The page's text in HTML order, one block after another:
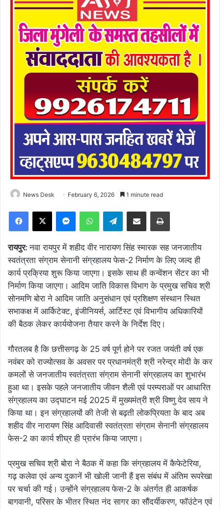
News Desk February 6, 2026 1 minute read
Facebook
X MessengerWhatsAppTelegramShare via Email Print
रायपुर:नवा रायपुर में शहीद वीर नारायण सिंह स्मारक सह जनजातीय
स्वतंत्रता संग्राम सेनानी संग्रहालय फेस-2 निर्माण के लिए जल्द ही
कार्य प्रक्रिया शुरू किया जाएगा। इसके साथ ही कन्वेंशन सेंटर का भी
निर्माण किया जाएगा। आदिम जाति विकास विभाग के प्रमुख सचिव श्री
सोनमणि बोरा ने आदिम जाति अनुसंधान एवं प्रशिक्षण संस्थान स्थित
सभाकक्ष में आर्किटेक्ट, इंजीनियर्स, आर्टिस्ट एवं विभागीय अधिकारियों
की बैठक लेकर कार्ययोजना तैयार करने के निर्देश दिए।
गौरतलब है कि छत्तीसगढ़ के 25 वर्ष पूर्ण होने पर रजत जयंती वर्ष एक
नवंबर को राज्योत्सव के अवसर पर प्रधानमंत्री श्री नरेन्द्र मोदी के कर
कमलों से जनजातीय स्वतंत्रता संग्राम सेनानी संग्रहालय का शुभारंभ
हुआ था। इसके पहले जनजातीय जीवन शैली एवं परम्पराओं पर आधारित
संग्रहालय का उद्घाटन मई 2025 में मुख्यमंत्री श्री विष्णु देव साय ने
किया था। इन संग्रहालयों की तेजी से बढ़ती लोकप्रियता के बाद अब
शहीद वीर नारायण सिंह आदिवासी स्वतंत्रता संग्राम सेनानी संग्रहालय
फेस-2 का कार्य शीघ्र ही प्रारंभ किया जाएगा।
प्रमुख सचिव श्री बोरा ने बैठक में कहा कि संग्रहालय में कैफेटेरिया,
गढ़ कलेवा एवं अन्य दुकानें भी खोली जानी हैं इस संबंध में अंतिम रूपरेखा
पर चर्चा की गई। उन्होंने संग्रहालय फेस-2 के अंतर्गत ही आकर्षक
बागवानी, परिसर के भीतर स्थित नंद सागर का सौंदर्यीकरण, फॉउंटेन एवं